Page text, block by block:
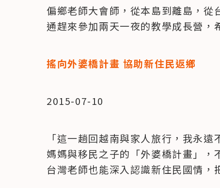
偏鄉老師大會師，從本島到離島，
通趕來參加兩天一夜的教學成長營，
搖向外婆橋計畫 協助新住民返鄉
2015-07-10
「這一趟回越南與家人旅行，我永
媽媽與移民之子的「外婆橋計畫」，
台灣老師也能深入認識新住民國情，